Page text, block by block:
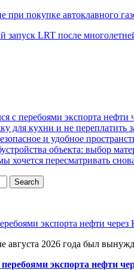
при покупке автоклавного
запуск LRT после
с перебоями экспорта нефти
для кухни и не переплатить
и удобное
объекта: выбор
хочется пересматривать
экспорта нефти
августа 2026 года был
перебоями экспорта нефти